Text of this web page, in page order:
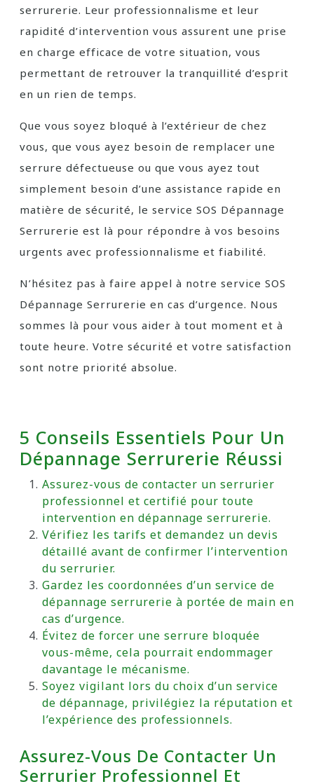
serrurerie. Leur professionnalisme et leur
rapidité d’intervention vous assurent une prise
en charge efficace de votre situation, vous
permettant de retrouver la tranquillité d’esprit
en un rien de temps.
Que vous soyez bloqué à l’extérieur de chez
vous, que vous ayez besoin de remplacer une
serrure défectueuse ou que vous ayez tout
simplement besoin d’une assistance rapide en
matière de sécurité, le service SOS Dépannage
Serrurerie est là pour répondre à vos besoins
urgents avec professionnalisme et fiabilité.
N’hésitez pas à faire appel à notre service SOS
Dépannage Serrurerie en cas d’urgence. Nous
sommes là pour vous aider à tout moment et à
toute heure. Votre sécurité et votre satisfaction
sont notre priorité absolue.
5 Conseils Essentiels Pour Un
Dépannage Serrurerie Réussi
Assurez-vous de contacter un serrurier
professionnel et certifié pour toute
intervention en dépannage serrurerie.
Vérifiez les tarifs et demandez un devis
détaillé avant de confirmer l’intervention
du serrurier.
Gardez les coordonnées d’un service de
dépannage serrurerie à portée de main en
cas d’urgence.
Évitez de forcer une serrure bloquée
vous-même, cela pourrait endommager
davantage le mécanisme.
Soyez vigilant lors du choix d’un service
de dépannage, privilégiez la réputation et
l’expérience des professionnels.
Assurez-Vous De Contacter Un
Serrurier Professionnel Et